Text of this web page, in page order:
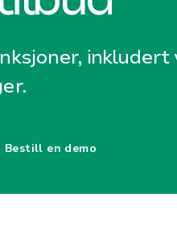
inkludert
Bestill en demo